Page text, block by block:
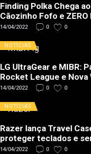
Finding Polka Chega
Cãozinho Fofo e ZERO
14/04/2022 0 0
NOTÍCIAS
LG UltraGear e MIBR:
Rocket League e Nova
14/04/2022 0 0
NOTÍCIAS
Razer lança Travel
proteger teclados e
14/04/2022 0 0